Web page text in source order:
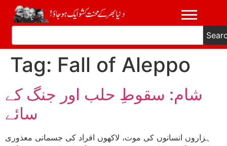
Tag: Fall of Aleppo
شام: سقوطِ حلب اور جنگ کے
سائے
ہزاروں انسانوں کی موت، لاکھوں افراد کی جسمانی معذوری